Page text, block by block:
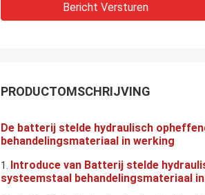
Bericht Versturen
PRODUCTOMSCHRIJVING
De batterij stelde hydraulisch
behandelingsmateriaal in werking
1. Introduce van Batterij stelde
systeemstaal behandelingsmateriaal